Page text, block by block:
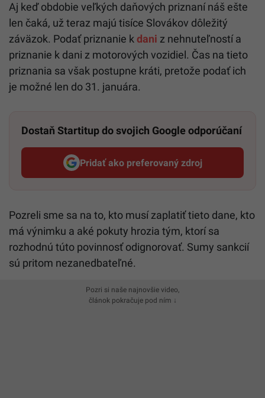
Aj keď obdobie veľkých daňových priznaní náš ešte
len čaká, už teraz majú tisíce Slovákov dôležitý
záväzok. Podať priznanie k dani z nehnuteľností a
priznanie k dani z motorových vozidiel. Čas na tieto
priznania sa však postupne kráti, pretože podať ich
je možné len do 31. januára.
Dostaň Startitup do svojich Google odporúčaní
Pridať ako preferovaný zdroj
Startitup, odkaz sa otvorí v
Pozreli sme sa na to, kto musí zaplatiť tieto dane, kto
má výnimku a aké pokuty hrozia tým, ktorí sa
rozhodnú túto povinnosť odignorovať. Sumy sankcií
sú pritom nezanedbateľné.
Pozri si naše najnovšie video,
článok pokračuje pod ním ↓